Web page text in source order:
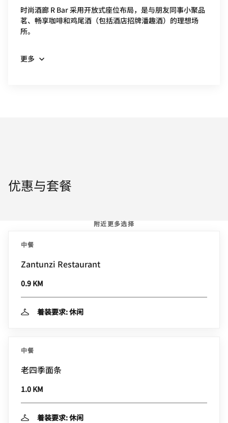
时尚酒廊 R Bar 采用开放式座位布局，是与朋友同事小聚品
茗、畅享咖啡和鸡尾酒（包括酒店招牌潘趣酒）的理想场
所。
更多
优惠与套餐
附近更多选择
中餐
Zantunzi Restaurant
0.9 KM
着装要求: 休闲
中餐
老四季面条
1.0 KM
着装要求: 休闲